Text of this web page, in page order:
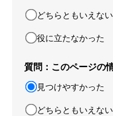
どちらともいえない
役に立たなかった
質問：このページの
見つけやすかった
どちらともいえない